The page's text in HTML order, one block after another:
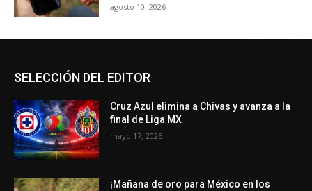
agosto 10, 2026
SELECCIÓN DEL EDITOR
Cruz Azul elimina a Chivas y avanza a la
final de Liga MX
mayo 17, 2026
¡Mañana de oro para México en los